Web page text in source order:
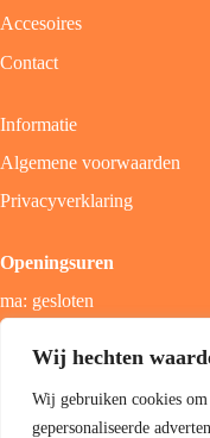
Wij hechten
Wij gebruiken cookies
gepersonaliseerde
Accesoires
Contact
Informatie
Algemene voorwaarden
Privacyverklaring
Openingsuren
ma: gesloten
zon; gesloten